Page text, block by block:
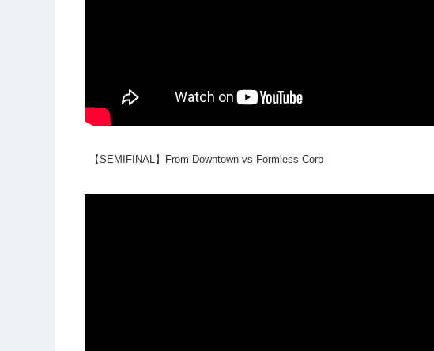
【SEMIFINAL】From Downtown vs Formless Corp